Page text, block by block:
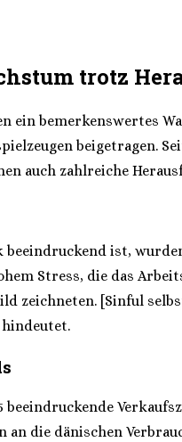
trotz
ein bemerkenswertes
beigetragen.
auch zahlreiche
ist,
Stress, die das
zeichneten. [Sinful
die dänischen